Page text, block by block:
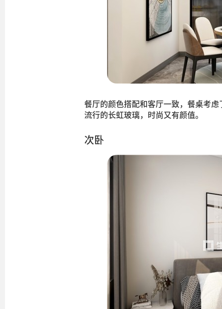
餐厅的颜色搭配和客厅一致，餐桌考
流行的长虹玻璃，时尚又有颜值。
次卧